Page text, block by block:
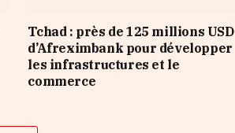
Tchad : près de 125 millions USD
d’Afreximbank pour développer
les infrastructures et le
commerce